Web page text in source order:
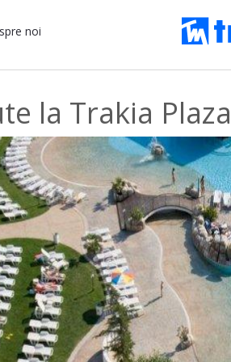
noi
la Trakia